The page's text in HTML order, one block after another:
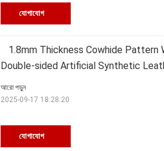
যোগাযোগ
1.8mm Thickness Cowhide Pattern
Double-sided Artificial Synthetic
যোগাযোগ
আরো পড়ুন
2025-09-17 18:28:20